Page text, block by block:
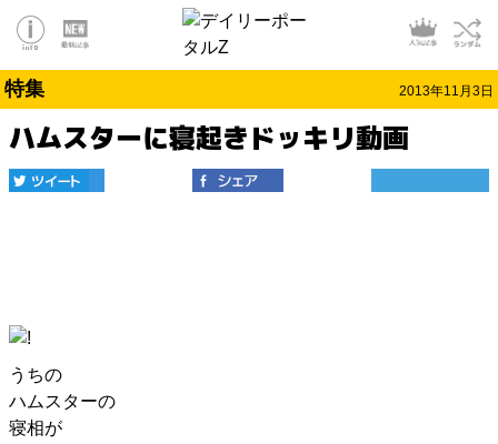
特集 2013年11月3日
ハムスターに寝起きドッキリ動画
うちの
ハムスターの
寝相が